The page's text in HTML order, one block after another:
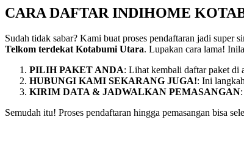
CARA DAFTAR INDIHOME
Sudah tidak sabar? Kami buat proses pendaftaran jadi
Telkom terdekat Kotabumi Utara. Lupakan cara lama!
PILIH PAKET ANDA: Lihat kembali daftar paket di
HUBUNGI KAMI SEKARANG JUGA!: Ini
KIRIM DATA & JADWALKAN PEMASANGAN
Semudah itu! Proses pendaftaran hingga pemasangan bisa